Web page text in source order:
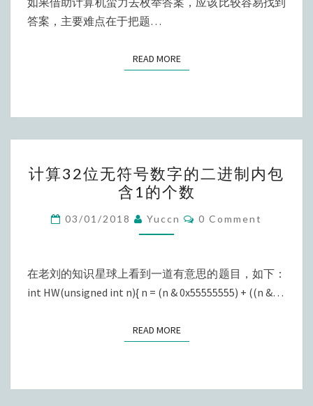
答案，主要难点在于把题…
READ MOREREAD MORE
算
32
位
无
号
数
的
计算32位无符号数字的二进制内包
含1的个数
03/01/2018 Yuccn Comments
0 Comment
在老刘的知识星球上看到一道有意思的题目，如下：
int HW(unsigned int n){ n = (n & 0x55555555) + ((n &…
READ MOREREAD MORE